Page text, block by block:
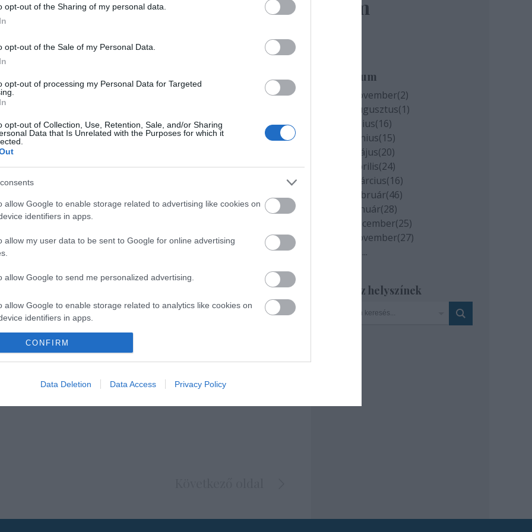
opt-out of the Sharing of my personal data.
opt-out of the Sale of my Personal Data.
opt-out of processing my Personal Data for Targeted
opt-out of Collection, Use, Retention, Sale, and/or Sharing
Data that Is Unrelated with the Purposes for which it
allow Google to enable storage related to advertising like cookies on
identifiers in apps.
allow my user data to be sent to Google for online advertising
allow Google to send me personalized advertising.
allow Google to enable storage related to analytics like cookies on
identifiers in apps.
allow Google to enable storage related to functionality of the website
allow Google to enable storage related to personalization.
allow Google to enable storage related to security, including
CONFIRM
Data Deletion Data Access Privacy Policy
Mr. Pöpec - Pinceszínház
színészek közül hárman szerepeltek ebben a
az összhatás itt, nem tudom, hogy a szereplőknek vagy
elem
Archívum
2020 november(2)
2020 augusztus(1)
2020 július(16)
2020 június(15)
2020 május(20)
2020 április(24)
2020 március(16)
2020 február(46)
2020 január(28)
2019 december(25)
2019 november(27)
...
Szinház helyszínek